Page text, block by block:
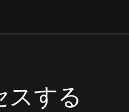
スする